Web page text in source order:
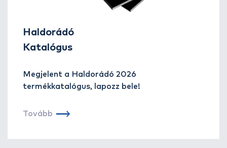
Haldorádó
Katalógus
Megjelent a Haldorádó 2026
termékkatalógus, lapozz bele!
Tovább